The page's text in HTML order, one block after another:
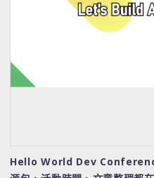
Hello World Dev